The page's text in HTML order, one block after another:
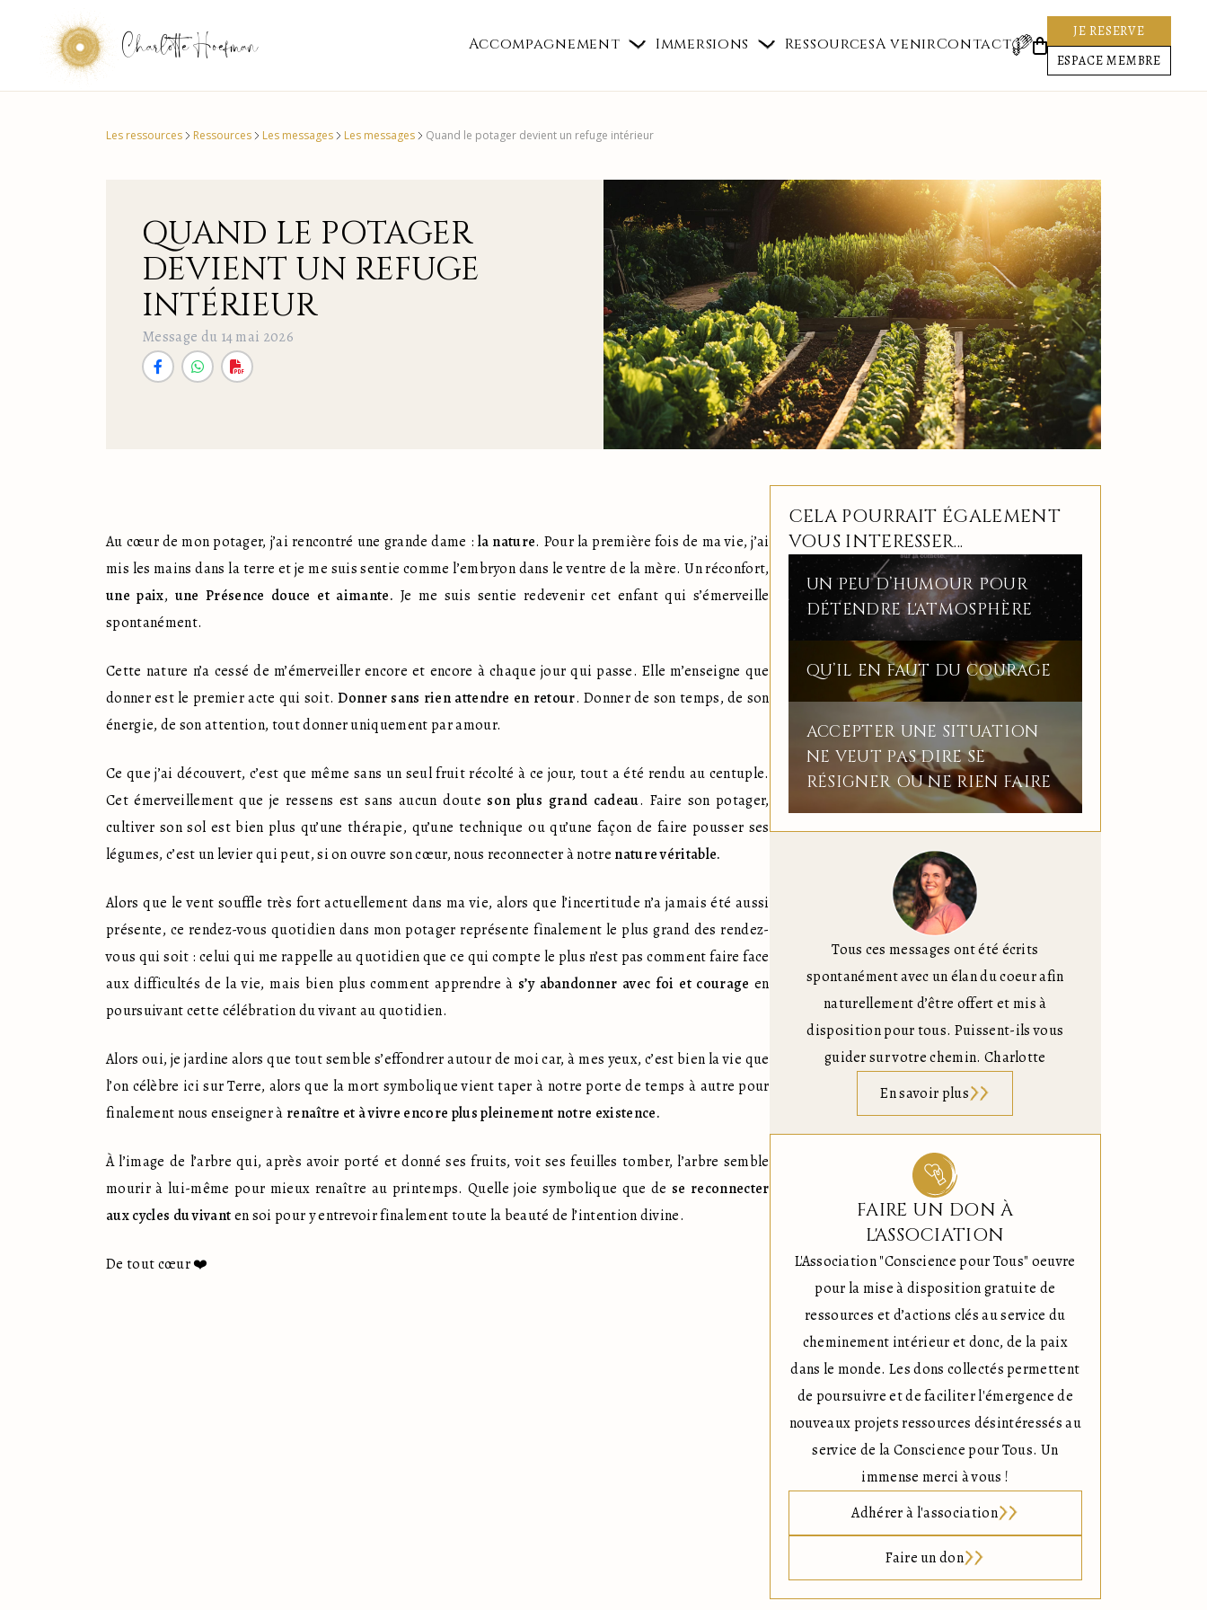
Charlotte Hoefman Accompagnement Immersions RessourcesA venirContact
JE RESERVE
ESPACE MEMBRE
Les ressources Ressources Les messages Les messages Quand le potager devient un refuge intérieur
QUAND LE POTAGER
DEVIENT UN REFUGE
INTÉRIEUR
Message du 14 mai 2026
Au cœur de mon potager, j’ai rencontré une grande dame : la nature. Pour la première fois de ma vie, j’ai
une paix, une Présence douce et aimante. Je me suis sentie redevenir cet enfant qui s’émerveille
spontanément.
Cette nature n’a cessé de m’émerveiller encore et encore à chaque jour qui passe. Elle m’enseigne que
donner est le premier acte qui soit. Donner sans rien attendre en retour. Donner de son temps, de son
énergie, de son attention, tout donner uniquement par amour.
Ce que j’ai découvert, c’est que même sans un seul fruit récolté à ce jour, tout a été rendu au centuple.
Cet émerveillement que je ressens est sans aucun doute son plus grand cadeau. Faire son potager,
cultiver son sol est bien plus qu’une thérapie, qu’une technique ou qu’une façon de faire pousser ses
légumes, c’est un levier qui peut, si on ouvre son cœur, nous reconnecter à notre nature véritable.
Alors que le vent souffle très fort actuellement dans ma vie, alors que l’incertitude n’a jamais été aussi
présente, ce rendez-vous quotidien dans mon potager représente finalement le plus grand des rendez-
vous qui soit : celui qui me rappelle au quotidien que ce qui compte le plus n’est pas comment faire face
aux difficultés de la vie, mais bien plus comment apprendre à s’y abandonner avec foi et courage en
poursuivant cette célébration du vivant au quotidien.
Alors oui, je jardine alors que tout semble s’effondrer autour de moi car, à mes yeux, c’est bien la vie que
l’on célèbre ici sur Terre, alors que la mort symbolique vient taper à notre porte de temps à autre pour
finalement nous enseigner à renaître et à vivre encore plus pleinement notre existence.
À l’image de l’arbre qui, après avoir porté et donné ses fruits, voit ses feuilles tomber, l’arbre semble
mourir à lui-même pour mieux renaître au printemps. Quelle joie symbolique que de se reconnecter
aux cycles du vivant en soi pour y entrevoir finalement toute la beauté de l’intention divine.
De tout cœur ❤️
CELA POURRAIT ÉGALEMENT
VOUS INTERESSER...
UN PEU D’HUMOUR POUR
DÉTENDRE L'ATMOSPHÈRE
QU’IL EN FAUT DU COURAGE
ACCEPTER UNE SITUATION
NE VEUT PAS DIRE SE
RÉSIGNER OU NE RIEN FAIRE
Tous ces messages ont été écrits
spontanément avec un élan du coeur afin
naturellement d’être offert et mis à
disposition pour tous. Puissent-ils vous
guider sur votre chemin. Charlotte
En savoir plus
FAIRE UN DON À
L'ASSOCIATION
L'Association "Conscience pour Tous" oeuvre
pour la mise à disposition gratuite de
ressources et d’actions clés au service du
cheminement intérieur et donc, de la paix
dans le monde. Les dons collectés permettent
de poursuivre et de faciliter l'émergence de
nouveaux projets ressources désintéressés au
service de la Conscience pour Tous. Un
immense merci à vous !
Adhérer à l'association
Faire un don